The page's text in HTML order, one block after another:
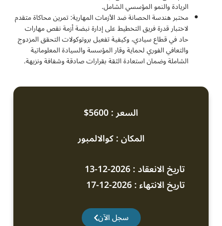
الريادة والنمو المؤسسي الشامل.
مختبر هندسة الحصانة ضد الأزمات المهارية: تمرين محاكاة متقدم
لاختبار قدرة فريق التخطيط على إدارة نبضة أزمة نقص مهارات
حاد في قطاع سيادي، وكيفية تفعيل بروتوكولات التحقق المزدوج
والتعافي الفوري لحماية وقار المؤسسة والسيادة المعلوماتية
الشاملة وضمان استعادة الثقة بقرارات صادقة وشفافة ونزيهة.
السعر : 5600$
المكان : كوالالمبور
تاريخ الانعقاد : 2026-12-13
تاريخ الانتهاء : 2026-12-17
سجل الآن